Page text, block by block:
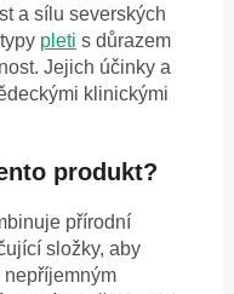
a sílu severských
pleti s důrazem
Jejich účinky a
klinickými
produkt?
přírodní
složky, aby
nepříjemným